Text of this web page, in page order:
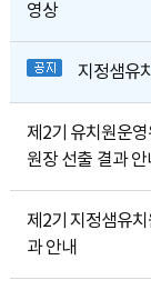
영상
지정샘유치
제2기 유치원운
원장 선출 결과 안
제2기 지정샘유
과 안내